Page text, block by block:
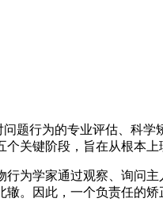
题行为的专业评估、科
关键阶段，旨在从根本
为学家通过观察、询问
。因此，一个负责任的矫